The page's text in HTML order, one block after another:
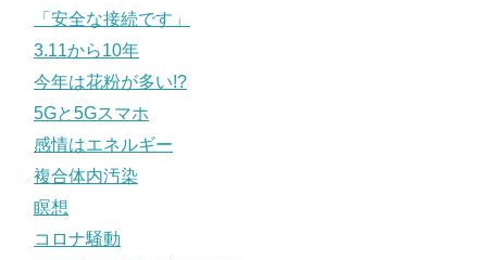
「安全な接続です」
3.11から10年
今年は花粉が多い!?
5Gと5Gスマホ
感情はエネルギー
複合体内汚染
瞑想
コロナ騒動